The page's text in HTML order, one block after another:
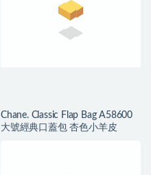
Chane. Classic Flap Bag A58600
大號經典口蓋包 杏色小羊皮